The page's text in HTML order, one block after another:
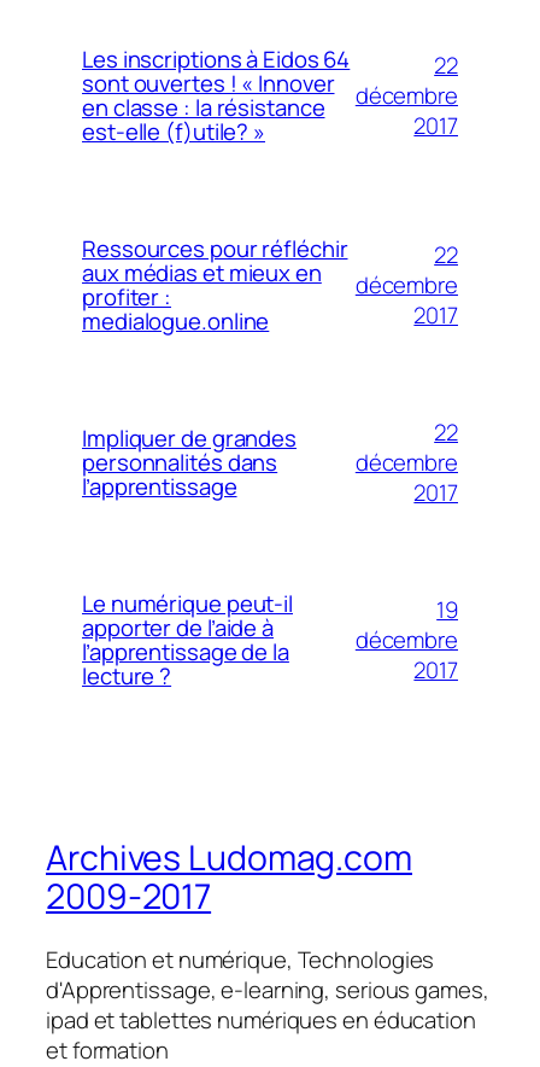
Les inscriptions à Eidos 64
sont ouvertes ! « Innover
en classe : la résistance
est-elle (f)utile? »
22
décembre
2017
Ressources pour réfléchir
aux médias et mieux en
profiter :
medialogue.online
22
décembre
2017
Impliquer de grandes
personnalités dans
l’apprentissage
22
décembre
2017
Le numérique peut-il
apporter de l’aide à
l’apprentissage de la
lecture ?
19
décembre
2017
Archives Ludomag.com
2009-2017
Education et numérique, Technologies
d'Apprentissage, e-learning, serious games,
ipad et tablettes numériques en éducation
et formation